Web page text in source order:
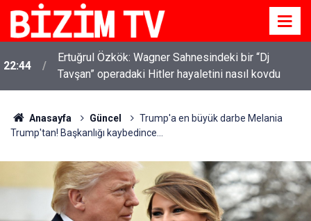
22:44
Ertuğrul Özkök: Wagner Sahnesindeki bir “Dj
Tavşan” operadaki Hitler hayaletini nasıl kovdu
Anasayfa Güncel
Trump'a en büyük darbe Melania
Trump'tan! Başkanlığı kaybedince...